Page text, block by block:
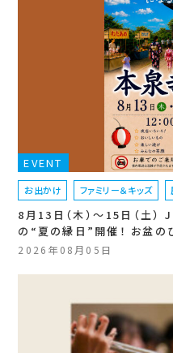
EVENT
お出かけ ファミリー＆キッズ
8月13日（木）〜15日（土
の“夏の縁日”開催！ お盆の
2026年08月05日